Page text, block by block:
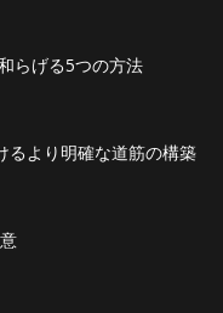
らげる5つの方法
るより明確な道筋の構築